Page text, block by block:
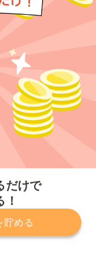
だけで
貯める
運営会社